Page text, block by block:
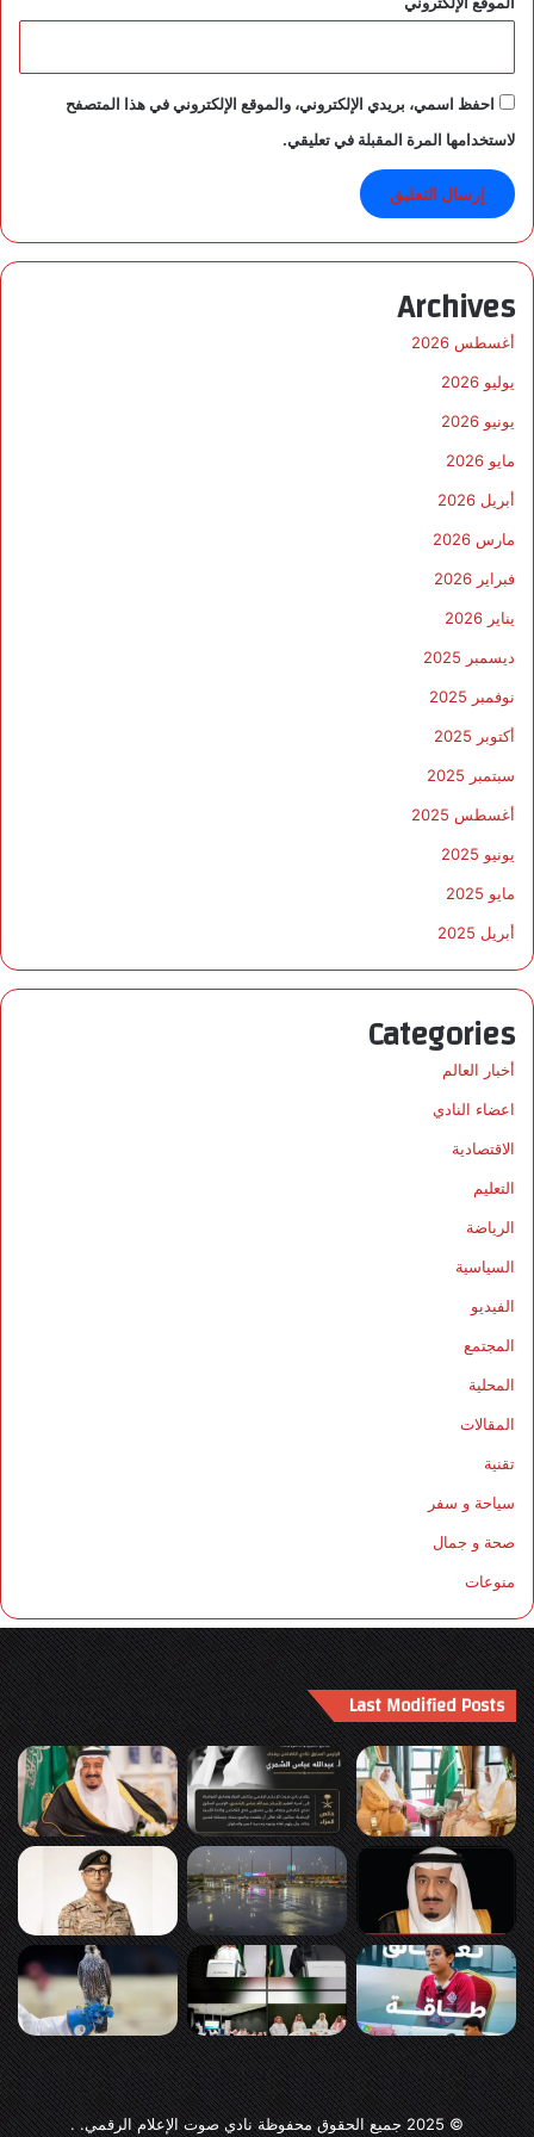
ر
1
3
ل
فً
آ
ر
ي
احفظ اسمي، بريدي الإلكتروني، والموقع الإلكتروني في هذا المتصفح
لاستخدامها المرة المقبلة في تعليقي.
Archives
أغسطس 2026
يوليو 2026
يونيو 2026
مايو 2026
أبريل 2026
مارس 2026
فبراير 2026
يناير 2026
ديسمبر 2025
نوفمبر 2025
أكتوبر 2025
سبتمبر 2025
أغسطس 2025
يونيو 2025
مايو 2025
أبريل 2025
Categories
أخبار العالم
اعضاء النادي
الاقتصادية
التعليم
الرياضة
السياسية
الفيديو
المجتمع
المحلية
المقالات
تقنية
سياحة و سفر
صحة و جمال
منوعات
Last Modified Posts
© 2025 جميع الحقوق محفوظة نادي صوت الإعلام الرقمي. .